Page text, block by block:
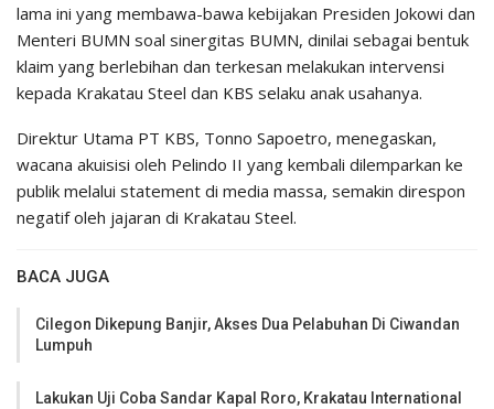
lama ini yang membawa-bawa kebijakan Presiden Jokowi dan
Menteri BUMN soal sinergitas BUMN, dinilai sebagai bentuk
klaim yang berlebihan dan terkesan melakukan intervensi
kepada Krakatau Steel dan KBS selaku anak usahanya.
Direktur Utama PT KBS, Tonno Sapoetro, menegaskan,
wacana akuisisi oleh Pelindo II yang kembali dilemparkan ke
publik melalui statement di media massa, semakin direspon
negatif oleh jajaran di Krakatau Steel.
BACA JUGA
Cilegon Dikepung Banjir, Akses Dua Pelabuhan Di Ciwandan
Lumpuh
Lakukan Uji Coba Sandar Kapal Roro, Krakatau International